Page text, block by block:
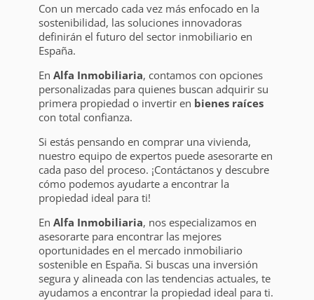
Con un mercado cada vez más enfocado en la
sostenibilidad, las soluciones innovadoras
definirán el futuro del sector inmobiliario en
España.
En Alfa Inmobiliaria, contamos con opciones
personalizadas para quienes buscan adquirir su
primera propiedad o invertir en bienes raíces
con total confianza.
Si estás pensando en comprar una vivienda,
nuestro equipo de expertos puede asesorarte en
cada paso del proceso. ¡Contáctanos y descubre
cómo podemos ayudarte a encontrar la
propiedad ideal para ti!
En Alfa Inmobiliaria, nos especializamos en
asesorarte para encontrar las mejores
oportunidades en el mercado inmobiliario
sostenible en España. Si buscas una inversión
segura y alineada con las tendencias actuales, te
ayudamos a encontrar la propiedad ideal para ti.